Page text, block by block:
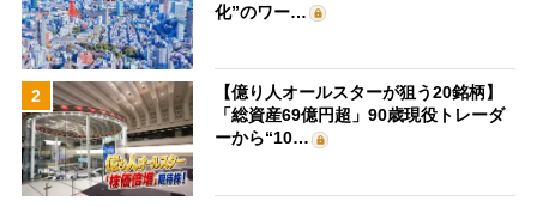
化”のワー…
2
【億り人オールスターが狙う20銘柄】
「総資産69億円超」90歳現役トレーダ
ーから“10…